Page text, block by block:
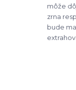
môže
zrna
bude